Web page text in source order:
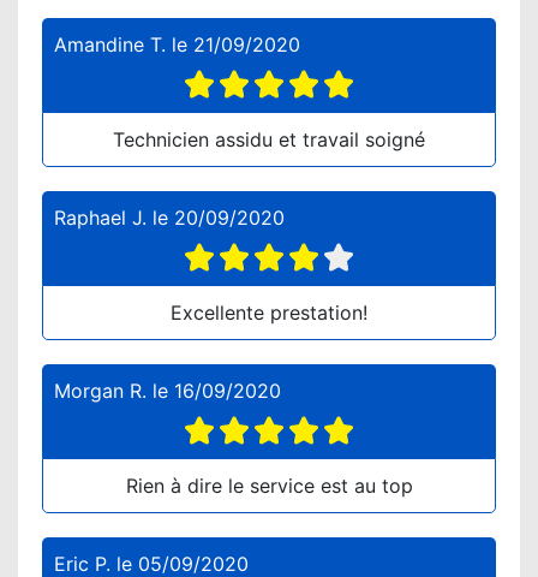
Amandine T. le 21/09/2020
Technicien assidu et travail soigné
Raphael J. le 20/09/2020
Excellente prestation!
Morgan R. le 16/09/2020
Rien à dire le service est au top
Eric P. le 05/09/2020